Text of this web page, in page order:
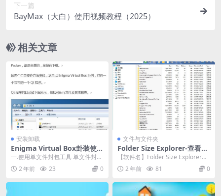
下一篇
BayMax（大白）使用视频教程（2025）
相关文章
安装卸载
Enigma Virtual Box卦装使用
教程
一.使用单文件封包工具 单文件封包
工具，顾名思义就是将可执行文件
及其相关依赖打包...
2 年前 23 0
文件与文件夹
Folder Size Explorer-查看文
件夹大小软件
【软件名】Folder Size Explorer
【介 绍】这是一款免费文...
2 年前 81 0